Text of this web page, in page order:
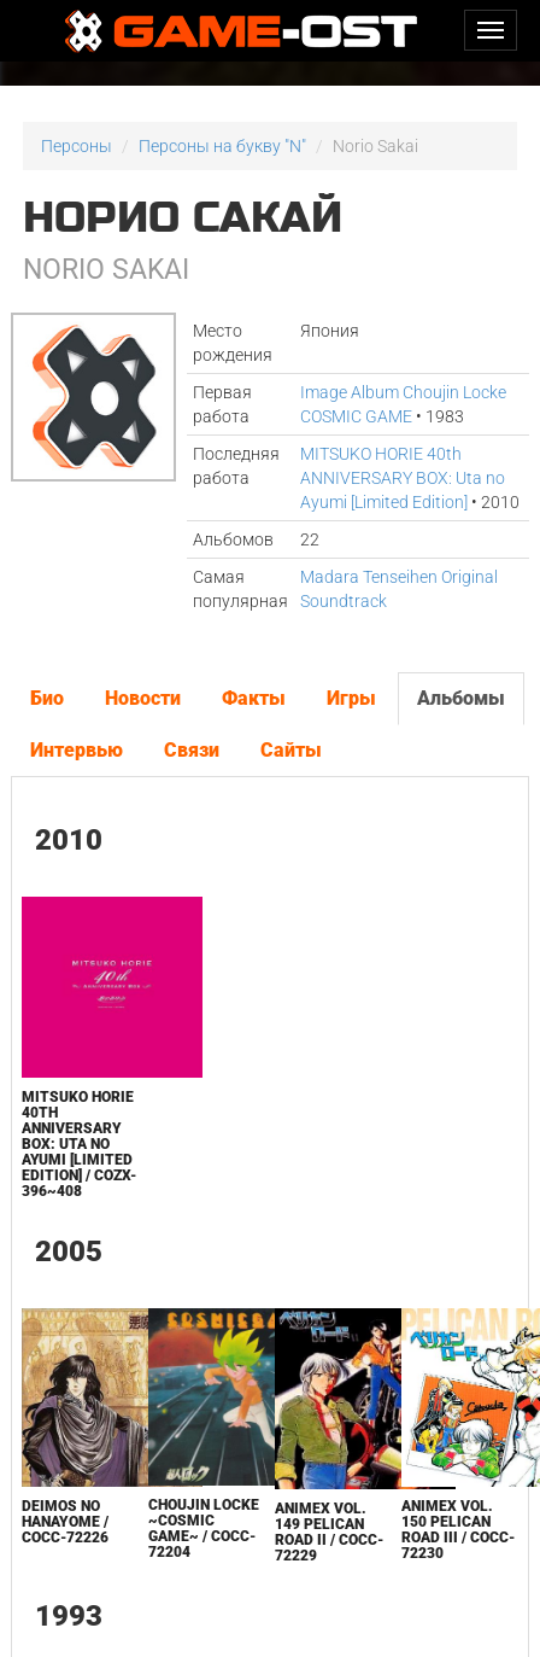
Персоны Персоны на букву "N" Norio Sakai
НОРИО САКАЙ
NORIO SAKAI
Место
рождения
Япония
Первая
работа
Image Album Choujin Locke
COSMIC GAME • 1983
Последняя
работа
MITSUKO HORIE 40th
ANNIVERSARY BOX: Uta no
Ayumi [Limited Edition] • 2010
Альбомов
22
Самая
популярная
Madara Tenseihen Original
Soundtrack
Био Новости Факты Игры Альбомы
Интервью Связи Сайты
2010
MITSUKO HORIE
40TH
ANNIVERSARY
BOX: UTA NO
AYUMI [LIMITED
EDITION] / COZX-
396~408
2005
DEIMOS NO
HANAYOME /
COCC-72226
CHOUJIN LOCKE
~COSMIC
GAME~ / COCC-
72204
ANIMEX VOL.
149 PELICAN
ROAD II / COCC-
72229
ANIMEX VOL.
150 PELICAN
ROAD III / COCC-
72230
1993